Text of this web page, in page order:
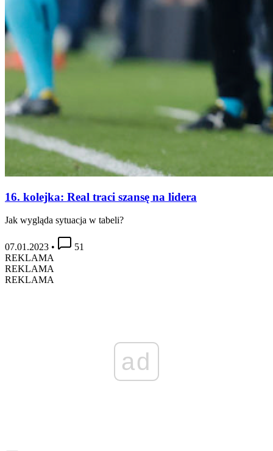
16. kolejka: Real traci szansę na lidera
Jak wygląda sytuacja w tabeli?
07.01.2023 •
51
REKLAMA
REKLAMA
REKLAMA
ad